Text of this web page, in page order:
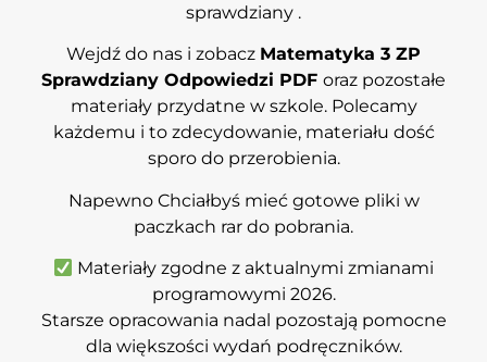
sprawdziany .
Wejdź do nas i zobacz Matematyka 3 ZP
Sprawdziany Odpowiedzi PDF oraz pozostałe
materiały przydatne w szkole. Polecamy
każdemu i to zdecydowanie, materiału dość
sporo do przerobienia.
Napewno Chciałbyś mieć gotowe pliki w
paczkach rar do pobrania.
Materiały zgodne z aktualnymi zmianami
programowymi 2026.
Starsze opracowania nadal pozostają pomocne
dla większości wydań podręczników.